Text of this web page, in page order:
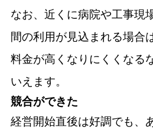
なお、近くに病院や工事現
間の利用が見込まれる場合
料金が高くなりにくくなる
いえます。
競合ができた
経営開始直後は好調でも、